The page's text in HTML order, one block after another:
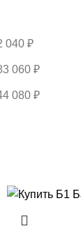
040 ₽
060 ₽
080 ₽